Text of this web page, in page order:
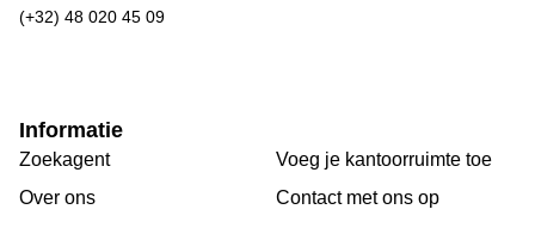
(+32) 48 020 45 09
Informatie
Zoekagent
Over ons
Voeg je kantoorruimte toe
Сontact met ons op